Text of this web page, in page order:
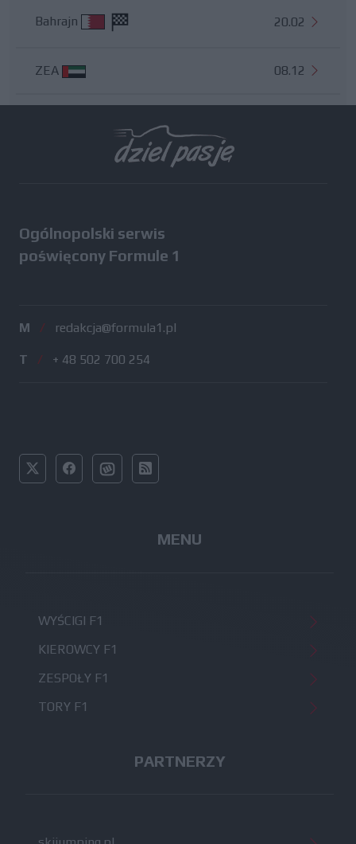
Bahrajn 20.02
ZEA 08.12
Ogólnopolski serwis
poświęcony Formule 1
M / redakcja@formula1.pl
T / + 48 502 700 254
MENU
WYŚCIGI F1
KIEROWCY F1
ZESPOŁY F1
TORY F1
PARTNERZY